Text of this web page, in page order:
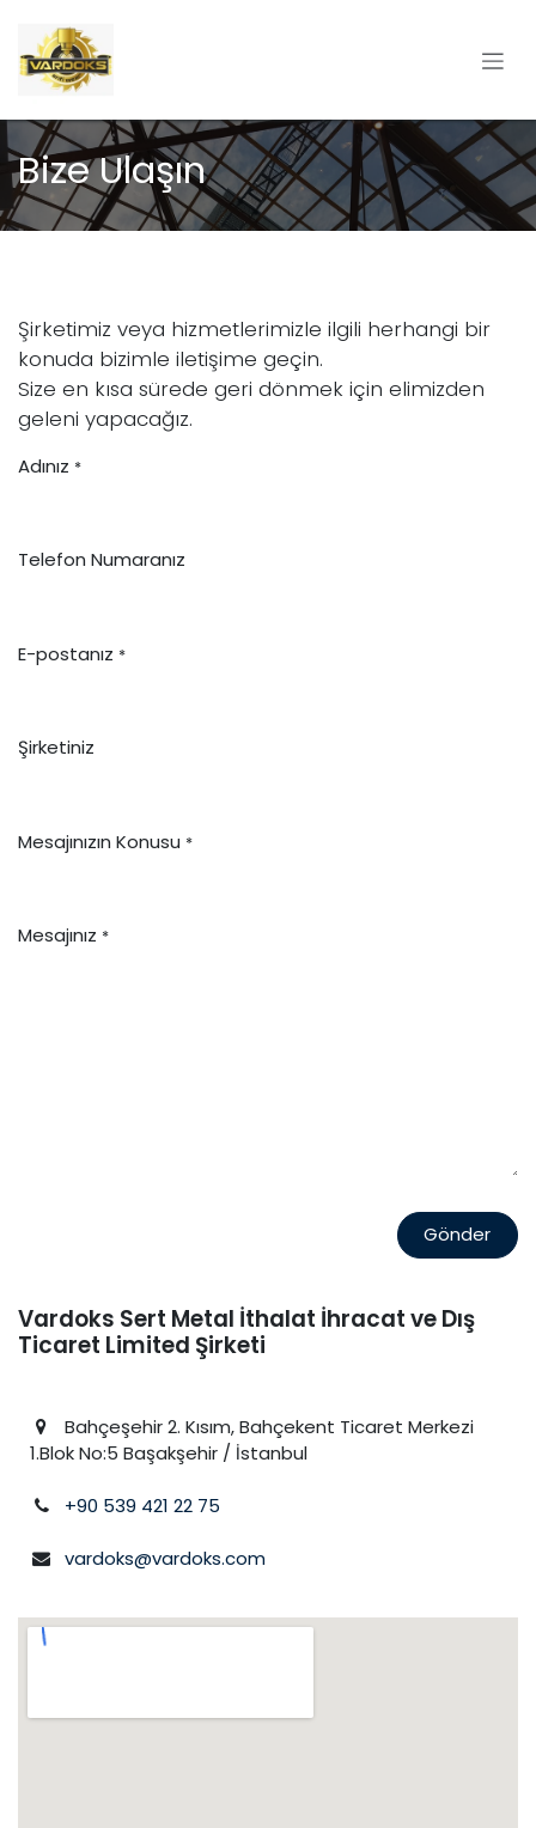
Bize Ulaşın
Şirketimiz veya hizmetlerimizle ilgili herhangi bir
konuda bizimle iletişime geçin.
Size en kısa sürede geri dönmek için elimizden
geleni yapacağız.
Adınız *
Telefon Numaranız
E-postanız *
Şirketiniz
Mesajınızın Konusu *
Mesajınız *
Gönder
Vardoks Sert Metal İthalat İhracat ve Dış
Ticaret Limited Şirketi
Bahçeşehir 2. Kısım, Bahçekent Ticaret Merkezi
1.Blok No:5 Başakşehir / İstanbul
+90 539 421 22 75
vardoks@vardoks.com